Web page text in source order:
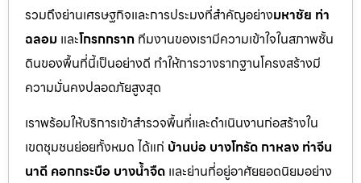
รวมถึงย่านเศรษฐกิจและการประมงที่สำคัญอย่างมหาชัย ท่า
ฉลอม และโกรกกราก ทีมงานของเรามีความเข้าใจในสภาพชั้น
ดินของพื้นที่นี้เป็นอย่างดี ทำให้การวางรากฐานโครงสร้างมี
ความมั่นคงปลอดภัยสูงสุด
เราพร้อมให้บริการเข้าสำรวจพื้นที่และดำเนินงานก่อสร้างใน
เขตชุมชนย่อยทั้งหมด ได้แก่ บ้านบ่อ บางโทรัด กาหลง ท่าจีน
นาดี คอกกระบือ บางน้ำจืด และย่านที่อยู่อาศัยยอดนิยมอย่าง